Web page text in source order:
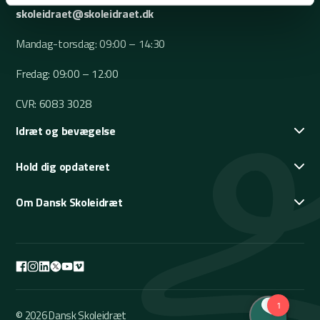
skoleidraet@skoleidraet.dk
Mandag-torsdag: 09:00 – 14:30
Fredag: 09:00 – 12:00
CVR: 6083 3028
Idræt og bevægelse
Hold dig opdateret
Om Dansk Skoleidræt
© 2026 Dansk Skoleidræt